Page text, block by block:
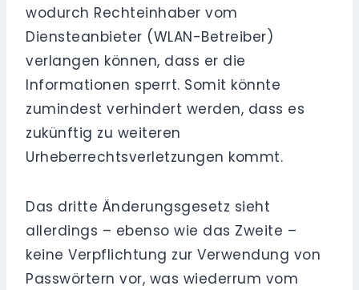
wodurch Rechteinhaber vom
Diensteanbieter (WLAN-Betreiber)
verlangen können, dass er die
Informationen sperrt. Somit könnte
zumindest verhindert werden, dass es
zukünftig zu weiteren
Urheberrechtsverletzungen kommt.
Das dritte Änderungsgesetz sieht
allerdings – ebenso wie das Zweite –
keine Verpflichtung zur Verwendung von
Passwörtern vor, was wiederrum vom